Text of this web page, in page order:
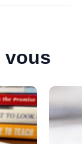
vous